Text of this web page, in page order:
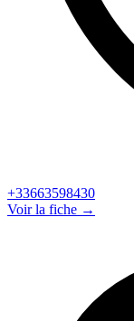
+33663598430
Voir la fiche →